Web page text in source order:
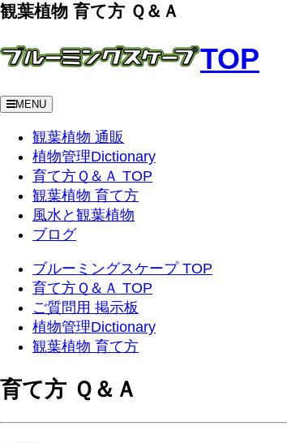
観葉植物 育て方 Ｑ＆Ａ
TOP
MENU
観葉植物 通販
植物管理Dictionary
育て方Ｑ＆Ａ TOP
観葉植物 育て方
風水と観葉植物
ブログ
ブルーミングスケープ TOP
育て方Ｑ＆Ａ TOP
ご質問用 掲示板
植物管理Dictionary
観葉植物 育て方
育て方 Ｑ＆Ａ